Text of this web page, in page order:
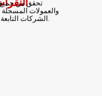
تحقق من جميع
والعمولات
الشركات التابعة الخاص بك.